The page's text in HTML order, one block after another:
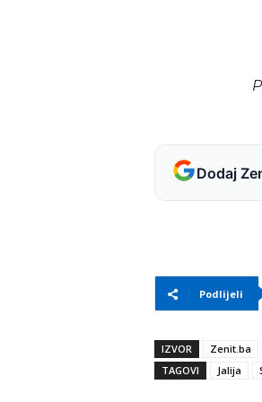
Dodaj
Podlijeli
IZVOR
Zenit.ba
TAGOVI
Jalija